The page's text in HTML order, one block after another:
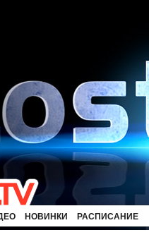
НОВИНКИ РАСПИСАНИЕ